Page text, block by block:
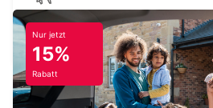
FLUGHAFEN BYDGOSZCZ
BYDGOSZCZ - BIALE BLOTA -
Nur jetzt
15%
Rabatt